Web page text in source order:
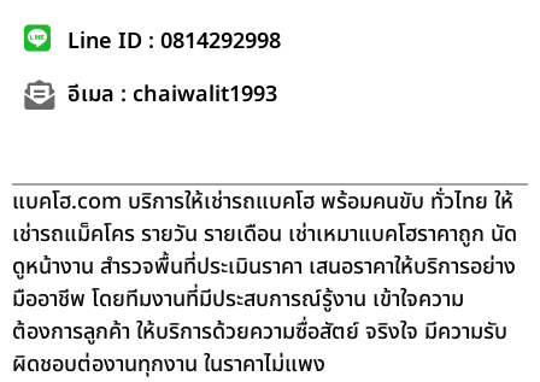
Line ID : 0814292998
อีเมล : chaiwalit1993
แบคโฮ.com บริการให้เช่ารถแบคโฮ พร้อมคนขับ ทั่วไทย ให้
เช่ารถแม็คโคร รายวัน รายเดือน เช่าเหมาแบคโฮราคาถูก นัด
ดูหน้างาน สำรวจพื้นที่ประเมินราคา เสนอราคาให้บริการอย่าง
มืออาชีพ โดยทีมงานที่มีประสบการณ์รู้งาน เข้าใจความ
ต้องการลูกค้า ให้บริการด้วยความซื่อสัตย์ จริงใจ มีความรับ
ผิดชอบต่องานทุกงาน ในราคาไม่แพง